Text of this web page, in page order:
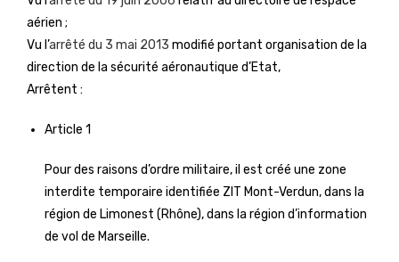
aérien ;
Vu l’arrêté du 3 mai 2013 modifié portant organisation de la
direction de la sécurité aéronautique d’Etat,
Arrêtent :
Article 1
Pour des raisons d’ordre militaire, il est créé une zone
interdite temporaire identifiée ZIT Mont-Verdun, dans la
région de Limonest (Rhône), dans la région d’information
de vol de Marseille.